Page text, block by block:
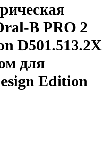
B PRO 2
D501.513.2X
для
Edition